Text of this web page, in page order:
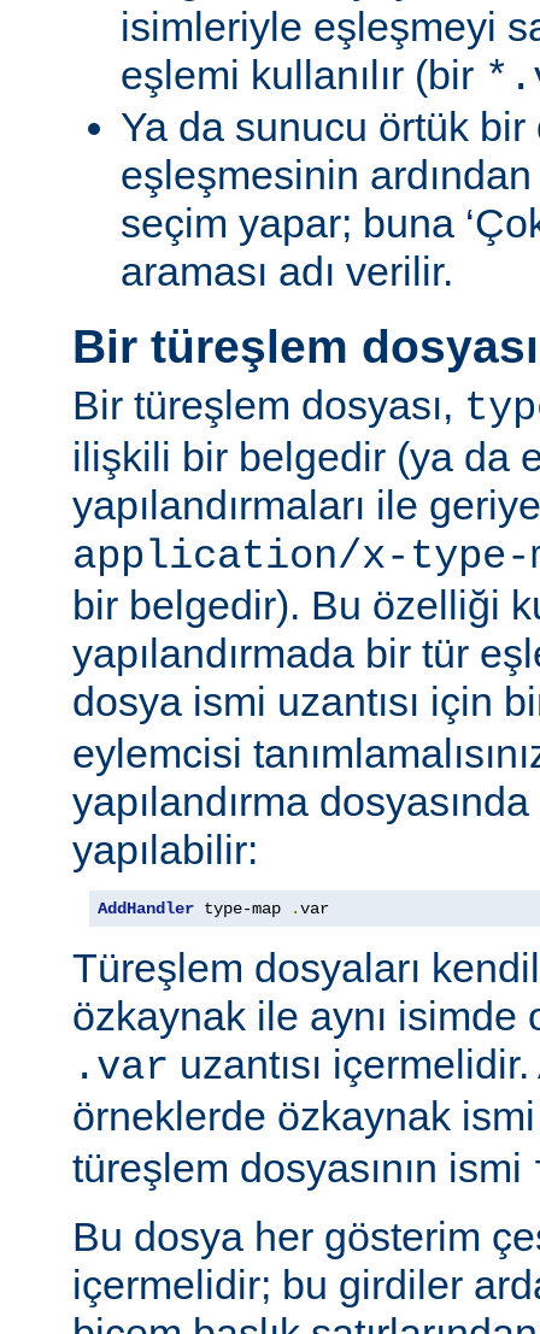
isimleriyle eşleşmeyi
eşlemi kullanılır (bir
Ya da sunucu örtük bir
eşleşmesinin
seçim yapar; buna
araması adı verilir.
Bir türeşlem
Bir türeşlem dosyası,
ilişkili bir belgedir (ya da
yapılandırmaları ile
application/x-type-
bir belgedir). Bu özelliği
yapılandırmada bir tür
dosya ismi uzantısı için
eylemcisi
yapılandırma
yapılabilir:
AddHandler type-map .var
Türeşlem dosyaları
özkaynak ile aynı isimde
.var uzantısı
örneklerde özkaynak
türeşlem dosyasının ismi
Bu dosya her gösterim
içermelidir; bu girdiler